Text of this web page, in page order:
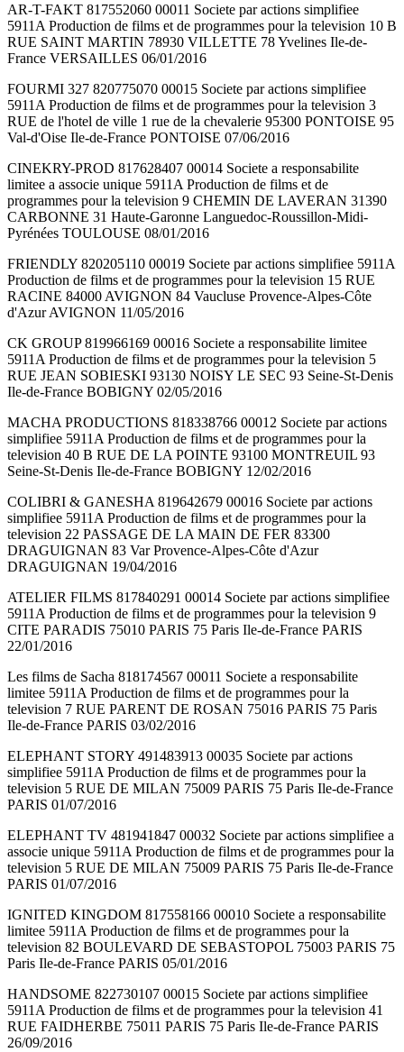
AR-T-FAKT 817552060 00011 Societe par actions simplifiee
5911A Production de films et de programmes pour la television 10 B
RUE SAINT MARTIN 78930 VILLETTE 78 Yvelines Ile-de-
France VERSAILLES 06/01/2016
FOURMI 327 820775070 00015 Societe par actions simplifiee
5911A Production de films et de programmes pour la television 3
RUE de l'hotel de ville 1 rue de la chevalerie 95300 PONTOISE 95
Val-d'Oise Ile-de-France PONTOISE 07/06/2016
CINEKRY-PROD 817628407 00014 Societe a responsabilite
limitee a associe unique 5911A Production de films et de
programmes pour la television 9 CHEMIN DE LAVERAN 31390
CARBONNE 31 Haute-Garonne Languedoc-Roussillon-Midi-
Pyrénées TOULOUSE 08/01/2016
FRIENDLY 820205110 00019 Societe par actions simplifiee 5911A
Production de films et de programmes pour la television 15 RUE
RACINE 84000 AVIGNON 84 Vaucluse Provence-Alpes-Côte
d'Azur AVIGNON 11/05/2016
CK GROUP 819966169 00016 Societe a responsabilite limitee
5911A Production de films et de programmes pour la television 5
RUE JEAN SOBIESKI 93130 NOISY LE SEC 93 Seine-St-Denis
Ile-de-France BOBIGNY 02/05/2016
MACHA PRODUCTIONS 818338766 00012 Societe par actions
simplifiee 5911A Production de films et de programmes pour la
television 40 B RUE DE LA POINTE 93100 MONTREUIL 93
Seine-St-Denis Ile-de-France BOBIGNY 12/02/2016
COLIBRI & GANESHA 819642679 00016 Societe par actions
simplifiee 5911A Production de films et de programmes pour la
television 22 PASSAGE DE LA MAIN DE FER 83300
DRAGUIGNAN 83 Var Provence-Alpes-Côte d'Azur
DRAGUIGNAN 19/04/2016
ATELIER FILMS 817840291 00014 Societe par actions simplifiee
5911A Production de films et de programmes pour la television 9
CITE PARADIS 75010 PARIS 75 Paris Ile-de-France PARIS
22/01/2016
Les films de Sacha 818174567 00011 Societe a responsabilite
limitee 5911A Production de films et de programmes pour la
television 7 RUE PARENT DE ROSAN 75016 PARIS 75 Paris
Ile-de-France PARIS 03/02/2016
ELEPHANT STORY 491483913 00035 Societe par actions
simplifiee 5911A Production de films et de programmes pour la
television 5 RUE DE MILAN 75009 PARIS 75 Paris Ile-de-France
PARIS 01/07/2016
ELEPHANT TV 481941847 00032 Societe par actions simplifiee a
associe unique 5911A Production de films et de programmes pour la
television 5 RUE DE MILAN 75009 PARIS 75 Paris Ile-de-France
PARIS 01/07/2016
IGNITED KINGDOM 817558166 00010 Societe a responsabilite
limitee 5911A Production de films et de programmes pour la
television 82 BOULEVARD DE SEBASTOPOL 75003 PARIS 75
Paris Ile-de-France PARIS 05/01/2016
HANDSOME 822730107 00015 Societe par actions simplifiee
5911A Production de films et de programmes pour la television 41
RUE FAIDHERBE 75011 PARIS 75 Paris Ile-de-France PARIS
26/09/2016